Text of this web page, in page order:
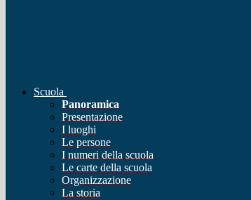
Scuola
Panoramica
Presentazione
I luoghi
Le persone
I numeri della scuola
Le carte della scuola
Organizzazione
La storia